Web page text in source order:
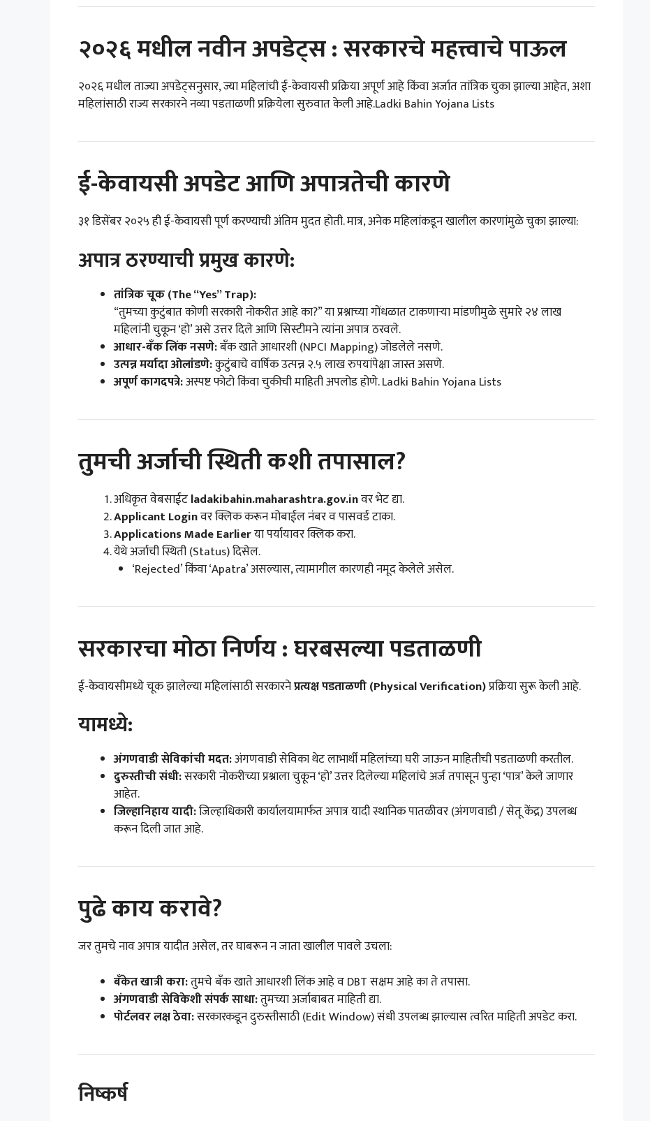
२०२६ मधील नवीन अपडेट्स : सरकारचे महत्त्वाचे पाऊल
२०२६ मधील ताज्या अपडेट्सनुसार, ज्या महिलांची ई-केवायसी प्रक्रिया अपूर्ण आहे किंवा अर्जात तांत्रिक चुका झाल्या आहेत, अशा
महिलांसाठी राज्य सरकारने नव्या पडताळणी प्रक्रियेला सुरुवात केली आहे.Ladki Bahin Yojana Lists
ई-केवायसी अपडेट आणि अपात्रतेची कारणे
३१ डिसेंबर २०२५ ही ई-केवायसी पूर्ण करण्याची अंतिम मुदत होती. मात्र, अनेक महिलांकडून खालील कारणांमुळे चुका झाल्या:
अपात्र ठरण्याची प्रमुख कारणे:
तांत्रिक चूक (The “Yes” Trap):
“तुमच्या कुटुंबात कोणी सरकारी नोकरीत आहे का?” या प्रश्नाच्या गोंधळात टाकणाऱ्या मांडणीमुळे सुमारे २४ लाख
महिलांनी चुकून ‘हो’ असे उत्तर दिले आणि सिस्टीमने त्यांना अपात्र ठरवले.
आधार-बँक लिंक नसणे:बँक खाते आधारशी (NPCI Mapping) जोडलेले नसणे.
उत्पन्न मर्यादा ओलांडणे:कुटुंबाचे वार्षिक उत्पन्न २.५ लाख रुपयांपेक्षा जास्त असणे.
अपूर्ण कागदपत्रे:अस्पष्ट फोटो किंवा चुकीची माहिती अपलोड होणे. Ladki Bahin Yojana Lists
तुमची अर्जाची स्थिती कशी तपासाल?
अधिकृत वेबसाईटladakibahin.maharashtra.gov.inवर भेट द्या.
Applicant Loginवर क्लिक करून मोबाईल नंबर व पासवर्ड टाका.
Applications Made Earlierया पर्यायावर क्लिक करा.
येथे अर्जाची स्थिती (Status) दिसेल.
‘Rejected’ किंवा ‘Apatra’ असल्यास, त्यामागील कारणही नमूद केलेले असेल.
सरकारचा मोठा निर्णय : घरबसल्या पडताळणी
ई-केवायसीमध्ये चूक झालेल्या महिलांसाठी सरकारनेप्रत्यक्ष पडताळणी (Physical Verification)प्रक्रिया सुरू केली आहे.
यामध्ये:
अंगणवाडी सेविकांची मदत:अंगणवाडी सेविका थेट लाभार्थी महिलांच्या घरी जाऊन माहितीची पडताळणी करतील.
दुरुस्तीची संधी:सरकारी नोकरीच्या प्रश्नाला चुकून ‘हो’ उत्तर दिलेल्या महिलांचे अर्ज तपासून पुन्हा ‘पात्र’ केले जाणार
आहेत.
जिल्हानिहाय यादी:जिल्हाधिकारी कार्यालयामार्फत अपात्र यादी स्थानिक पातळीवर (अंगणवाडी / सेतू केंद्र) उपलब्ध
करून दिली जात आहे.
पुढे काय करावे?
जर तुमचे नाव अपात्र यादीत असेल, तर घाबरून न जाता खालील पावले उचला:
बँकेत खात्री करा:तुमचे बँक खाते आधारशी लिंक आहे व DBT सक्षम आहे का ते तपासा.
अंगणवाडी सेविकेशी संपर्क साधा:तुमच्या अर्जाबाबत माहिती द्या.
पोर्टलवर लक्ष ठेवा:सरकारकडून दुरुस्तीसाठी (Edit Window) संधी उपलब्ध झाल्यास त्वरित माहिती अपडेट करा.
निष्कर्ष